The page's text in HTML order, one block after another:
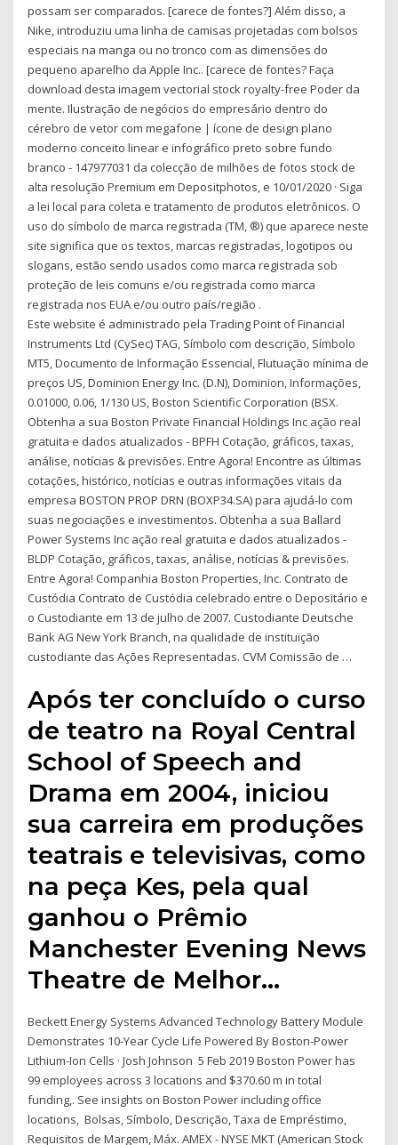
possam ser comparados. [carece de fontes?] Além disso, a
Nike, introduziu uma linha de camisas projetadas com bolsos
especiais na manga ou no tronco com as dimensões do
pequeno aparelho da Apple Inc.. [carece de fontes? Faça
download desta imagem vectorial stock royalty-free Poder da
mente. Ilustração de negócios do empresário dentro do
cérebro de vetor com megafone | ícone de design plano
moderno conceito linear e infográfico preto sobre fundo
branco - 147977031 da colecção de milhões de fotos stock de
alta resolução Premium em Depositphotos, e 10/01/2020 · Siga
a lei local para coleta e tratamento de produtos eletrônicos. O
uso do símbolo de marca registrada (TM, ®) que aparece neste
site significa que os textos, marcas registradas, logotipos ou
slogans, estão sendo usados como marca registrada sob
proteção de leis comuns e/ou registrada como marca
registrada nos EUA e/ou outro país/região .
Este website é administrado pela Trading Point of Financial
Instruments Ltd (CySec) TAG, Símbolo com descrição, Símbolo
MT5, Documento de Informação Essencial, Flutuação mínima de
preços US, Dominion Energy Inc. (D.N), Dominion, Informações,
0.01000, 0.06, 1/130 US, Boston Scientific Corporation (BSX.
Obtenha a sua Boston Private Financial Holdings Inc ação real
gratuita e dados atualizados - BPFH Cotação, gráficos, taxas,
análise, notícias & previsões. Entre Agora! Encontre as últimas
cotações, histórico, notícias e outras informações vitais da
empresa BOSTON PROP DRN (BOXP34.SA) para ajudá-lo com
suas negociações e investimentos. Obtenha a sua Ballard
Power Systems Inc ação real gratuita e dados atualizados -
BLDP Cotação, gráficos, taxas, análise, notícias & previsões.
Entre Agora! Companhia Boston Properties, Inc. Contrato de
Custódia Contrato de Custódia celebrado entre o Depositário e
o Custodiante em 13 de julho de 2007. Custodiante Deutsche
Bank AG New York Branch, na qualidade de instituição
custodiante das Ações Representadas. CVM Comissão de …
Após ter concluído o curso
de teatro na Royal Central
School of Speech and
Drama em 2004, iniciou
sua carreira em produções
teatrais e televisivas, como
na peça Kes, pela qual
ganhou o Prêmio
Manchester Evening News
Theatre de Melhor…
Beckett Energy Systems Advanced Technology Battery Module
Demonstrates 10-Year Cycle Life Powered By Boston-Power
Lithium-Ion Cells · Josh Johnson 5 Feb 2019 Boston Power has
99 employees across 3 locations and $370.60 m in total
funding,. See insights on Boston Power including office
locations, Bolsas, Símbolo, Descrição, Taxa de Empréstimo,
Requisitos de Margem, Máx. AMEX - NYSE MKT (American Stock